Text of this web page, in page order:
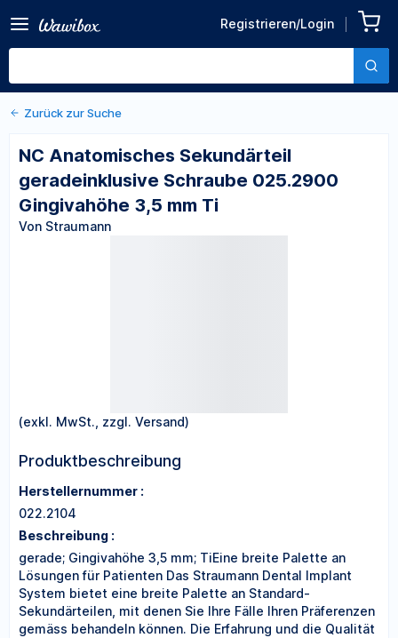
Registrieren/Login
Sekundärteil
geradeinklusive Schraube
mm Ti
Von Straumann
Zurück zu den Produktdetails
Zurück zur Suche
NC Anatomisches Sekundärteil
geradeinklusive Schraube 025.2900
Gingivahöhe 3,5 mm Ti
Von Straumann
(exkl. MwSt., zzgl. Versand)
Produktbeschreibung
Herstellernummer :
022.2104
Beschreibung :
gerade; Gingivahöhe 3,5 mm; TiEine breite Palette an
Lösungen für Patienten Das Straumann Dental Implant
System bietet eine breite Palette an Standard-
Sekundärteilen, mit denen Sie Ihre Fälle Ihren Präferenzen
gemäss behandeln können. Die Erfahrung und die Qualität